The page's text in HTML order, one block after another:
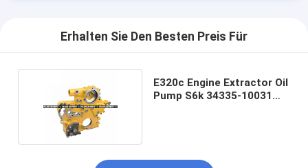
Erhalten Sie Den Besten Preis Für
E320c Engine Extractor Oil
Pump S6k 34335-10031